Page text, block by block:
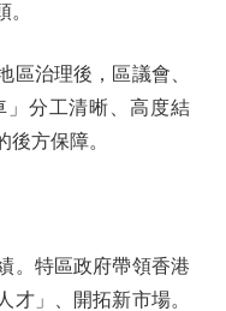
治理後，區議會、
分工清晰、高度結
方保障。
特區政府帶領香港
才」、開拓新市場。